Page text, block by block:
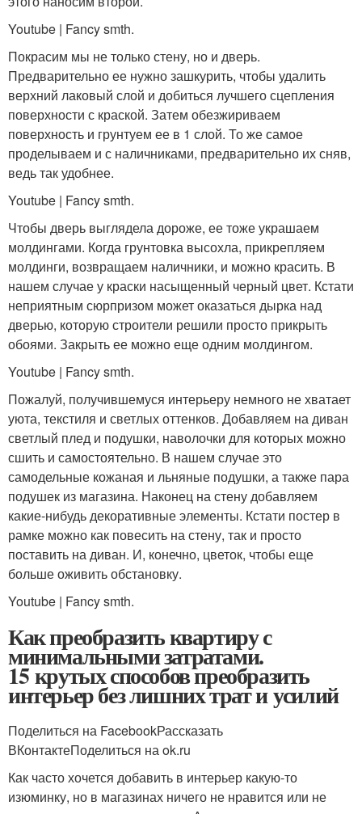
Youtube | Fancy smth.
Покрасим мы не только стену, но и дверь.
Предварительно ее нужно зашкурить, чтобы удалить
верхний лаковый слой и добиться лучшего сцепления
поверхности с краской. Затем обезжириваем
поверхность и грунтуем ее в 1 слой. То же самое
проделываем и с наличниками, предварительно их сняв,
ведь так удобнее.
Youtube | Fancy smth.
Чтобы дверь выглядела дороже, ее тоже украшаем
молдингами. Когда грунтовка высохла, прикрепляем
молдинги, возвращаем наличники, и можно красить. В
нашем случае у краски насыщенный черный цвет. Кстати
неприятным сюрпризом может оказаться дырка над
дверью, которую строители решили просто прикрыть
обоями. Закрыть ее можно еще одним молдингом.
Youtube | Fancy smth.
Пожалуй, получившемуся интерьеру немного не хватает
уюта, текстиля и светлых оттенков. Добавляем на диван
светлый плед и подушки, наволочки для которых можно
сшить и самостоятельно. В нашем случае это
самодельные кожаная и льняные подушки, а также пара
подушек из магазина. Наконец на стену добавляем
какие-нибудь декоративные элементы. Кстати постер в
рамке можно как повесить на стену, так и просто
поставить на диван. И, конечно, цветок, чтобы еще
больше оживить обстановку.
Youtube | Fancy smth.
Как преобразить квартиру с
минимальными затратами.
15 крутых способов преобразить
интерьер без лишних трат и усилий
Поделиться на FacebookРассказать
ВКонтактеПоделиться на ok.ru
Как часто хочется добавить в интерьер какую-то
изюминку, но в магазинах ничего не нравится или не